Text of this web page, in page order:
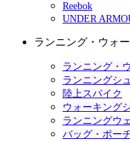
Reebok
UNDER
ランニング・ウォ
ランニング・
ランニングシ
陸上スパイク
ウォーキング
ランニングウ
バッグ・ポー